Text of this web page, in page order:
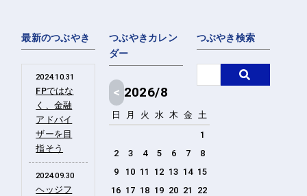
最新のつぶやき
2024.10.31
FPではな
く、金融
アドバイ
ザーを目
指そう
2024.09.30
ヘッジフ
つぶやきカレン
ダー
< 2026/8
日 月 火 水 木 金 土
1
2
3 4 5 6 7
8
9
10 11 12 13 14 15
16 17 18 19 20 21
22
つぶやき検索